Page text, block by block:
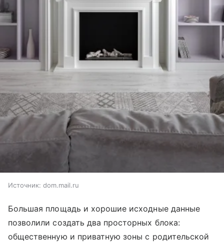
Источник: dom.mail.ru
Большая площадь и хорошие исходные данные
позволили создать два просторных блока:
общественную и приватную зоны с родительской